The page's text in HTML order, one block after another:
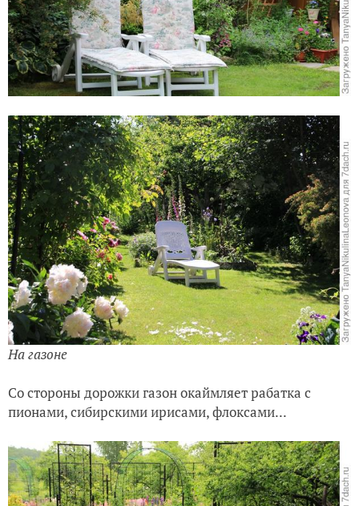
На газоне
Со стороны дорожки газон окаймляет рабатка с
пионами, сибирскими ирисами, флоксами...